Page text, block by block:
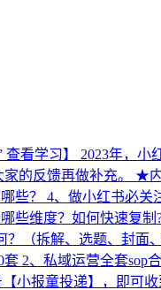
看学习】 2023年，
的反馈再做补充。 ★
些？ 4、做小红书必
些维度？如何快速复
（拆解、选题、封面
2、私域运营全套sop
小报童投递】，即可